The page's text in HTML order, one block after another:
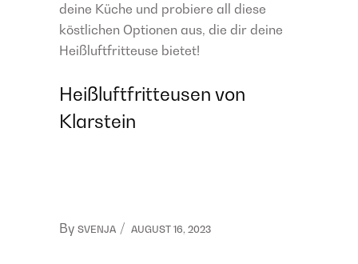
deine Küche und probiere all diese
köstlichen Optionen aus, die dir deine
Heißluftfritteuse bietet!
Heißluftfritteusen von
Klarstein
By SVENJA AUGUST 16, 2023